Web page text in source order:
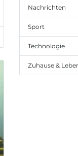
Nachrichten
Sport
Technologie
Zuhause &